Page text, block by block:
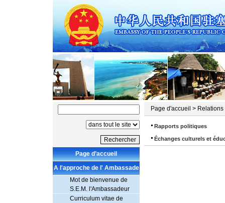
Page d’accueil
A l'approche de l' Ambassade
Mot de bienvenue de
S.E.M. l'Ambassadeur
Curriculum vitae de
Page d'accueil >
Rapports politiques
Échanges culturels et